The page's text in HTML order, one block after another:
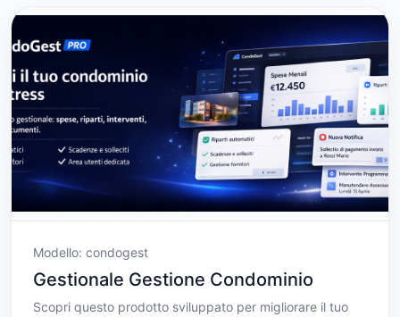
Modello: condogest
Gestionale Gestione Condominio
Scopri questo prodotto sviluppato per migliorare il tuo